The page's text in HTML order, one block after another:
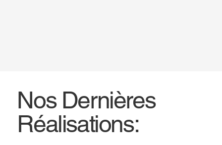
Nos Dernières
Réalisations: